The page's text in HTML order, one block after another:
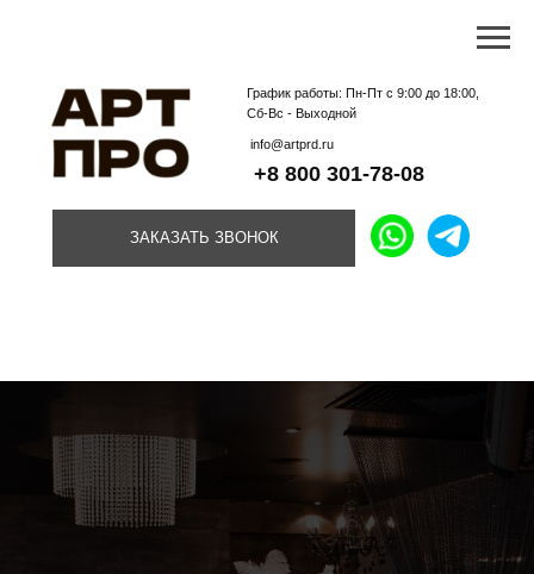
ЗАКАЗАТЬ ЗВОНОК
+8 800 301-78-08
График работы: Пн-Пт с 9:00 до 18:00,
Сб-Вс - Выходной
info@artprd.ru